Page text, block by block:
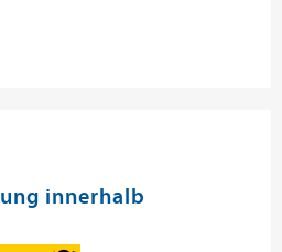
innerhalb